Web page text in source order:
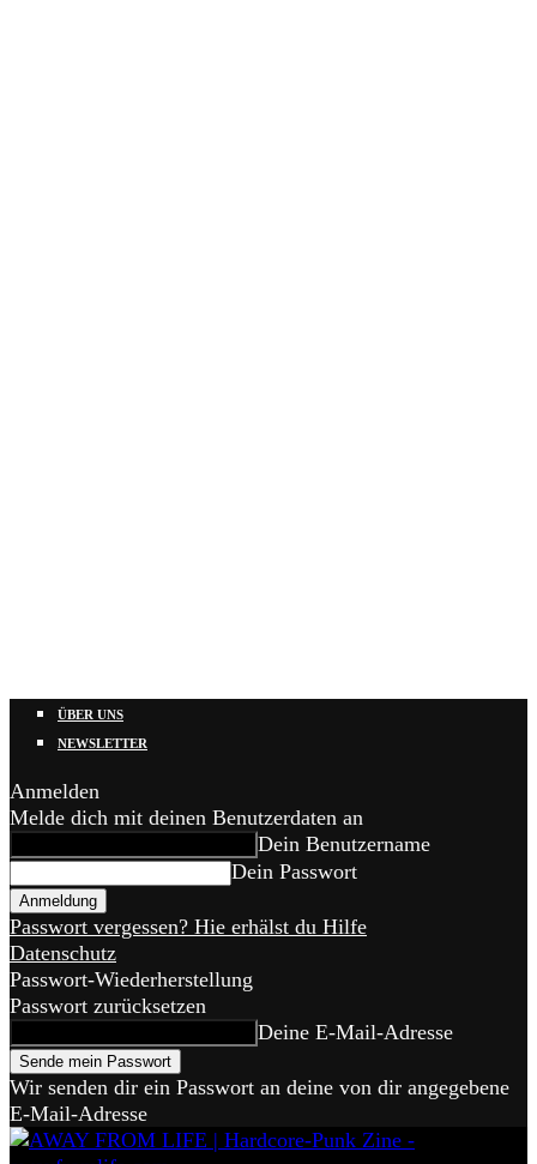
ÜBER UNS
NEWSLETTER
Anmelden
Melde dich mit deinen Benutzerdaten an
Dein Benutzername
Dein Passwort
Passwort vergessen? Hie erhälst du Hilfe
Datenschutz
Passwort-Wiederherstellung
Passwort zurücksetzen
Deine E-Mail-Adresse
Wir senden dir ein Passwort an deine von dir angegebene
E-Mail-Adresse